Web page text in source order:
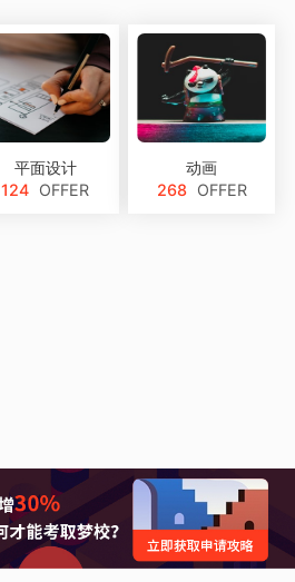
平面设计
124 OFFER
动画
268
OFFER